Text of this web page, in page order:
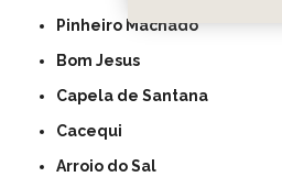
Pinheiro Machado
Bom Jesus
Capela de Santana
Cacequi
Arroio do Sal